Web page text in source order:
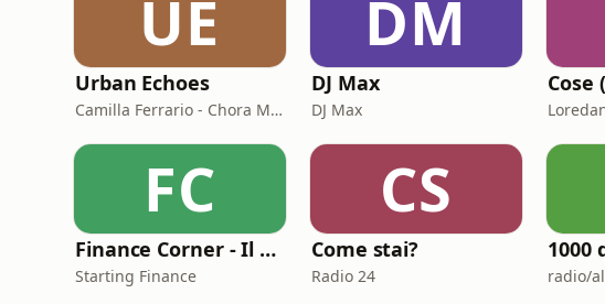
UE
Urban Echoes
Camilla Ferrario - Chora Media
DM
DJ Max
DJ Max
FC
Finance Corner - Il podcast di Starting Finance
Starting Finance
CS
Come stai?
Radio 24 radio/